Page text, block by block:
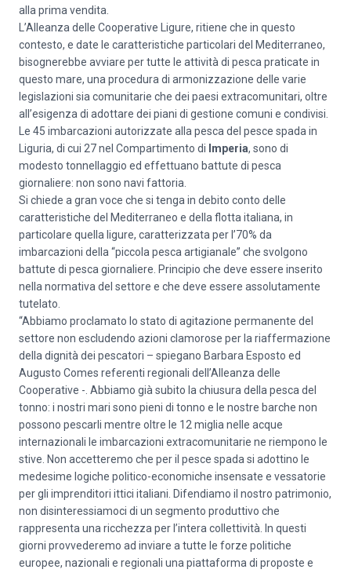
alla prima vendita.
L’Alleanza delle Cooperative Ligure, ritiene che in questo
contesto, e date le caratteristiche particolari del Mediterraneo,
bisognerebbe avviare per tutte le attività di pesca praticate in
questo mare, una procedura di armonizzazione delle varie
legislazioni sia comunitarie che dei paesi extracomunitari, oltre
all’esigenza di adottare dei piani di gestione comuni e condivisi.
Le 45 imbarcazioni autorizzate alla pesca del pesce spada in
Liguria, di cui 27 nel Compartimento di Imperia, sono di
modesto tonnellaggio ed effettuano battute di pesca
giornaliere: non sono navi fattoria.
Si chiede a gran voce che si tenga in debito conto delle
caratteristiche del Mediterraneo e della flotta italiana, in
particolare quella ligure, caratterizzata per l’70% da
imbarcazioni della “piccola pesca artigianale” che svolgono
battute di pesca giornaliere. Principio che deve essere inserito
nella normativa del settore e che deve essere assolutamente
tutelato.
“Abbiamo proclamato lo stato di agitazione permanente del
settore non escludendo azioni clamorose per la riaffermazione
della dignità dei pescatori – spiegano Barbara Esposto ed
Augusto Comes referenti regionali dell’Alleanza delle
Cooperative -. Abbiamo già subito la chiusura della pesca del
tonno: i nostri mari sono pieni di tonno e le nostre barche non
possono pescarli mentre oltre le 12 miglia nelle acque
internazionali le imbarcazioni extracomunitarie ne riempono le
stive. Non accetteremo che per il pesce spada si adottino le
medesime logiche politico-economiche insensate e vessatorie
per gli imprenditori ittici italiani. Difendiamo il nostro patrimonio,
non disinteressiamoci di un segmento produttivo che
rappresenta una ricchezza per l’intera collettività. In questi
giorni provvederemo ad inviare a tutte le forze politiche
europee, nazionali e regionali una piattaforma di proposte e